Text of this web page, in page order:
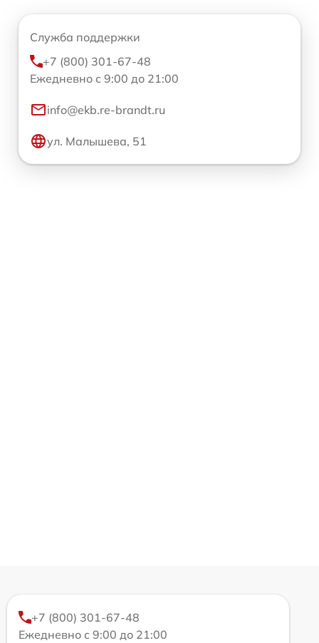
Служба поддержки
+7 (800) 301-67-48
Ежедневно с 9:00 до 21:00
info@ekb.re-brandt.ru
ул. Малышева, 51
+7 (800) 301-67-48
Ежедневно с 9:00 до 21:00